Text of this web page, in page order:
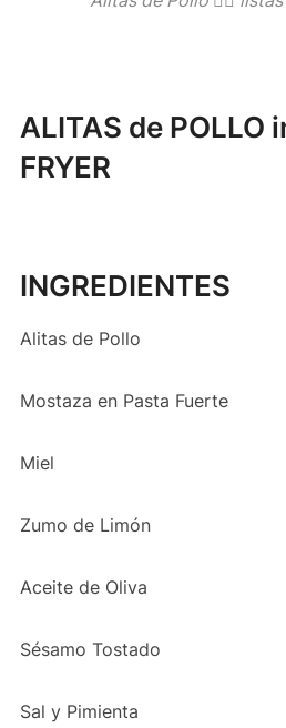
ALITAS de POLLO
FRYER
INGREDIENTES
Alitas de Pollo
Mostaza en Pasta Fuerte
Miel
Zumo de Limón
Aceite de Oliva
Sésamo Tostado
Sal y Pimienta